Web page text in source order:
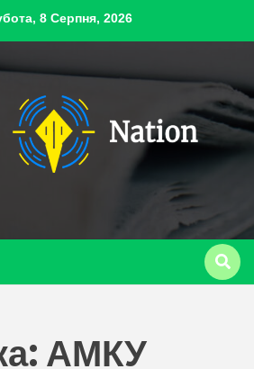
8 Серпня, 2026
АМКУ